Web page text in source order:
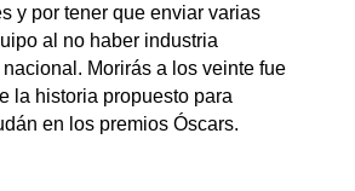
y por tener que enviar varias
al no haber industria
Morirás a los veinte fue
la historia propuesto para
en los premios Óscars.